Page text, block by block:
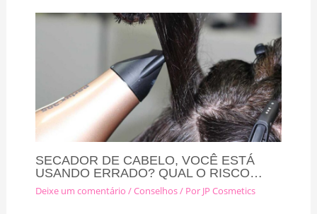
SECADOR DE CABELO, VOCÊ ESTÁ
USANDO ERRADO? QUAL O RISCO…
Deixe um comentário /Conselhos/ Por JP Cosmetics